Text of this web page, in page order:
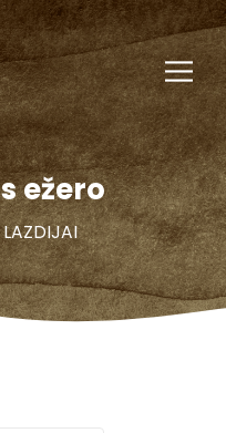
ežero
LAZDIJAI